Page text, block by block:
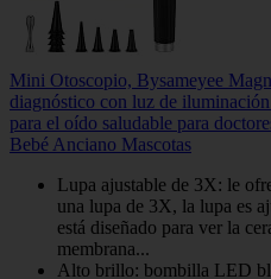
Mini Otoscopio, Bysameyee
diagnóstico con luz de
para el oído saludable para
Bebé Anciano Mascotas
Lupa ajustable de 3X: le
una lupa de 3X, la lupa es
está diseñado para ver la
membrana...
Alto brillo: bombilla LED